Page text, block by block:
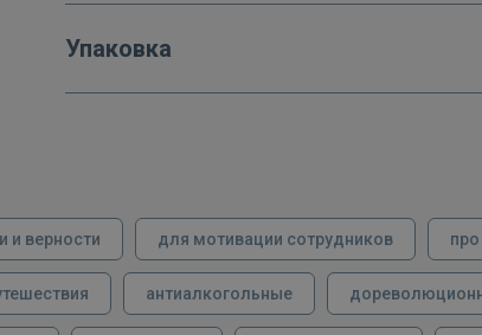
Упаковка
и верности для мотивации сотрудников про
антиалкогольные